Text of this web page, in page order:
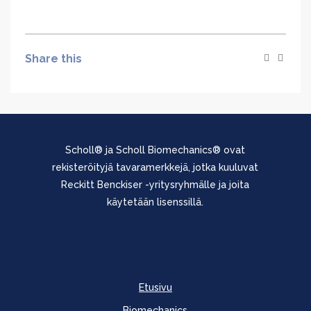
Share this
Scholl® ja Scholl Biomechanics® ovat
rekisteröityjä tavaramerkkejä, jotka kuuluvat
Reckitt Benckiser -yritysryhmälle ja joita
käytetään lisenssillä.
Etusivu